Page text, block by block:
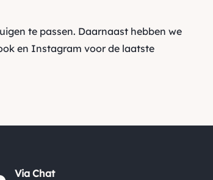
te passen. Daarnaast hebben we
en Instagram voor de laatste
Via Chat